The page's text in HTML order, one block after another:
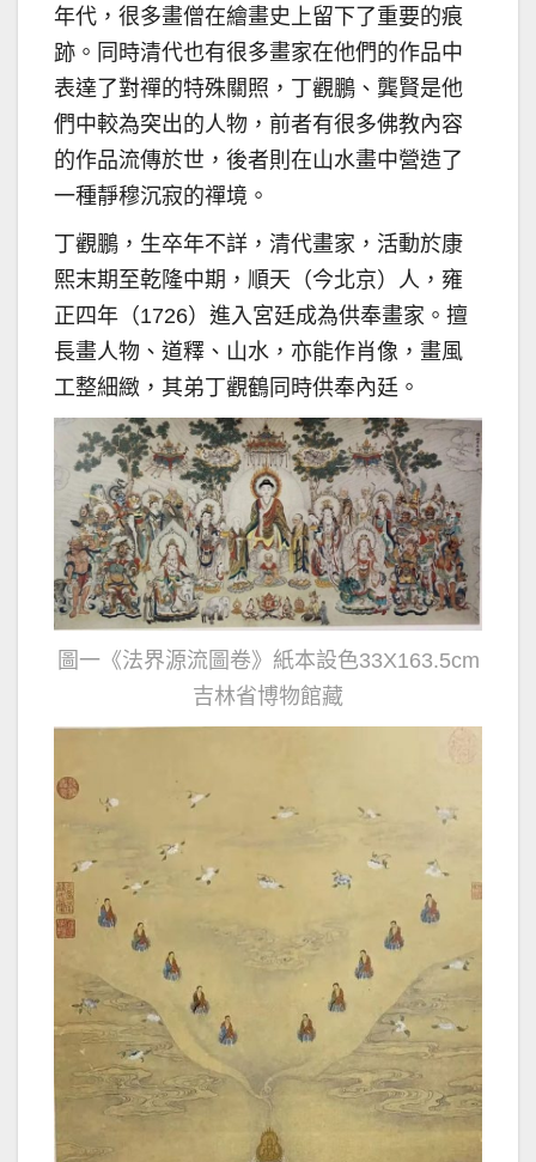
年代，很多畫僧在繪畫史上留下了重要的痕
跡。同時清代也有很多畫家在他們的作品中
表達了對禪的特殊關照，丁觀鵬、龔賢是他
們中較為突出的人物，前者有很多佛教內容
的作品流傳於世，後者則在山水畫中營造了
一種靜穆沉寂的禪境。
丁觀鵬，生卒年不詳，清代畫家，活動於康
熙末期至乾隆中期，順天（今北京）人，雍
正四年（1726）進入宮廷成為供奉畫家。擅
長畫人物、道釋、山水，亦能作肖像，畫風
工整細緻，其弟丁觀鶴同時供奉內廷。
圖一《法界源流圖卷》紙本設色33X163.5cm
吉林省博物館藏